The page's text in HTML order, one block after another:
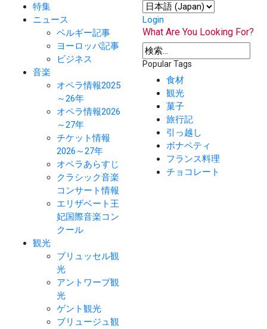
特集
ニュース
ベルギー記事
ヨーロッパ記事
ビジネス
音楽
オペラ情報2025
～26年
オペラ情報2026
～27年
チケット情報
2026～27年
オペラあらすじ
クラシック音楽
コンサート情報
エリザベート王
妃国際音楽コン
クール
観光
ブリュッセル観
光
アントワープ観
光
ゲント観光
ブリュージュ観
Login
What Are You Looking For?
Popular Tags
食材
観光
菓子
旅行記
引っ越し
ボナペティ
フランス料理
チョコレート